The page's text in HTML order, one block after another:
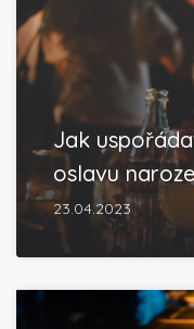
Jak
oslavu
23.04.2023